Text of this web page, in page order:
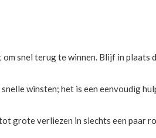
snel terug te winnen. Blijf in plaats
winsten; het is een eenvoudig
grote verliezen in slechts een paar